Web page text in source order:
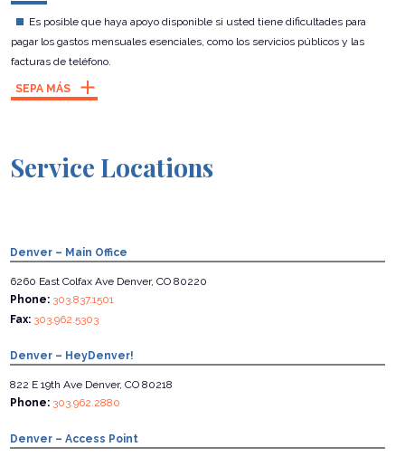
Es posible que haya apoyo disponible si usted tiene dificultades para
pagar los gastos mensuales esenciales, como los servicios públicos y las
facturas de teléfono.
SEPA MÁS
Service Locations
Denver – Main Office
6260 East Colfax Ave Denver, CO 80220
Phone: 303.837.1501
Fax: 303.962.5303
Denver – HeyDenver!
822 E 19th Ave Denver, CO 80218
Phone: 303.962.2880
Denver – Access Point